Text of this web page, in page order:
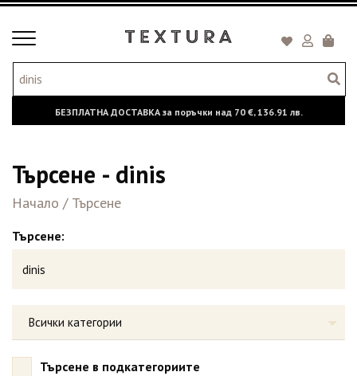
Toggle
БЕЗПЛАТНА ДОСТАВКА за поръчки над 70 €,136.91 лв.
Търсене - dinis
Начало / Търсене
Търсене:
Всички категории
Търсене в подкатегориите